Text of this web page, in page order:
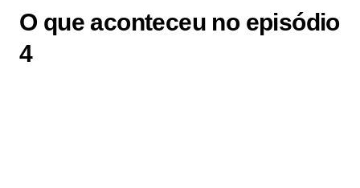
O que aconteceu no episódio
4